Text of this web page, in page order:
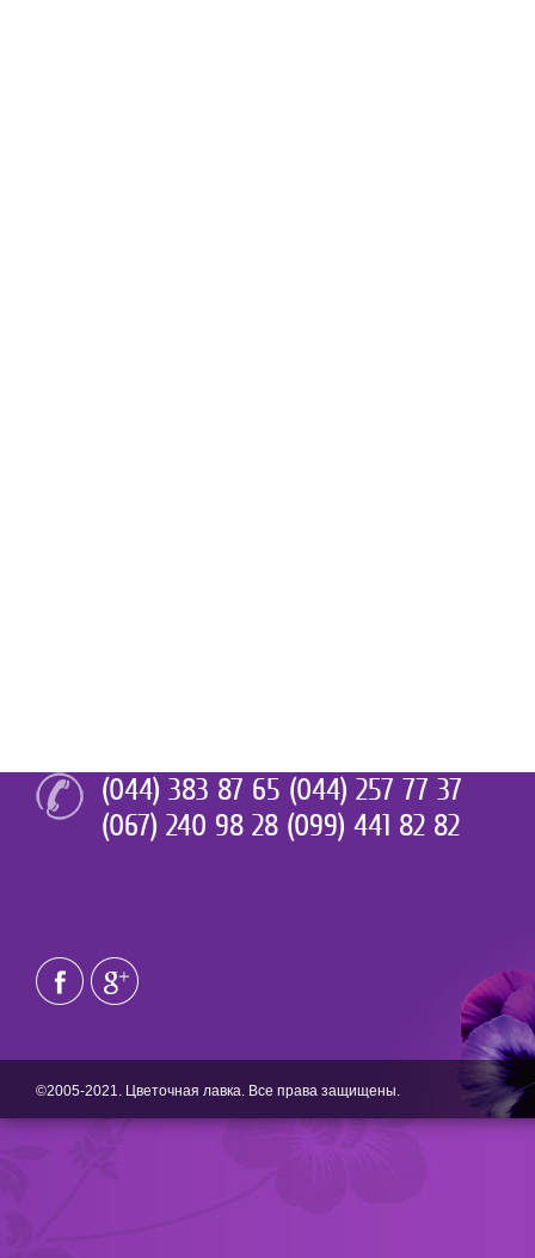
(044) 383 87 65 (044) 257 77 37
(067) 240 98 28 (099) 441 82 82
©2005-2021. Цветочная лавка. Все права защищены.